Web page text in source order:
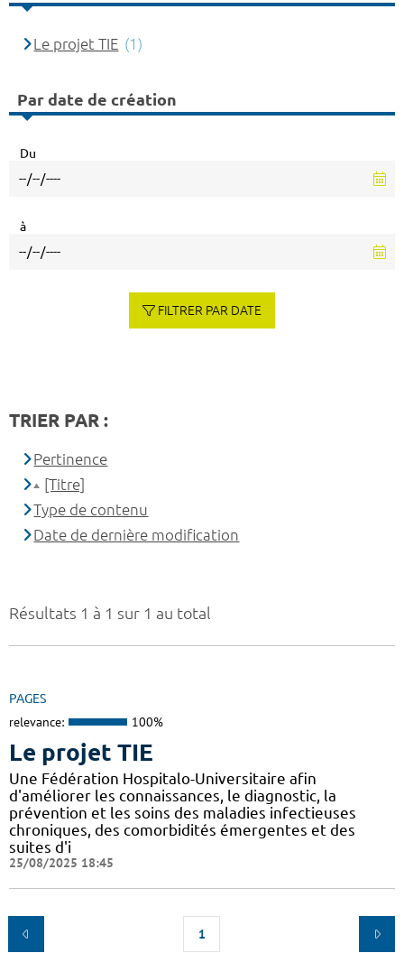
Résultats 1 à 1 sur 1 au total
PAGES
relevance: 100%
Le projet TIE
Une Fédération Hospitalo-Universitaire afin
d'améliorer les connaissances, le diagnostic, la
prévention et les soins des maladies infectieuses
chroniques, des comorbidités émergentes et des
suites d'i
25/08/2025 18:45
1
Le projet TIE (1)
Par date de création
Du
à
FILTRER PAR DATE
TRIER PAR :
Pertinence
[Titre]
Type de contenu
Date de dernière modification